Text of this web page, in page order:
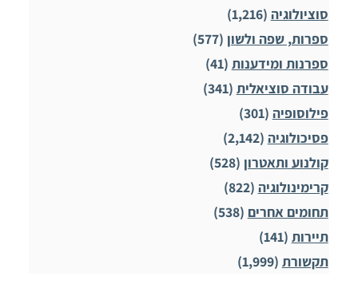
סוציולוגיה (1,216)
ספרות, שפה ולשון (577)
ספרנות ומידענות (41)
עבודה סוציאלית (341)
פילוסופיה (301)
פסיכולוגיה (2,142)
קולנוע ותאטרון (528)
קרימינולוגיה (822)
תחומים אחרים (538)
תיירות (141)
תקשורת (1,999)